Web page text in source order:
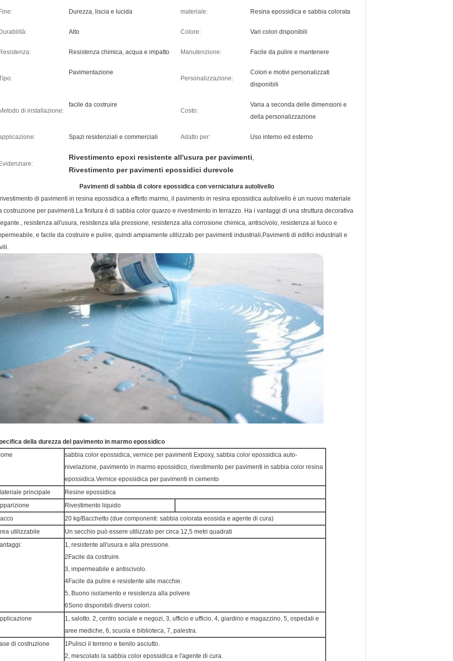
Fine: Durezza, liscia e lucida materiale: Resina epossidica e sabbia colorata
Durabilità: Alto Colore: Vari colori disponibili
Resistenza: Resistenza chimica, acqua e impatto Manutenzione: Facile da pulire e mantenere
Pavimentazione
Personalizzazione:
Colori e motivi personalizzati
disponibili
Metodo di installazione:
facile da costruire
Costo:
Varia a seconda delle dimensioni e
della personalizzazione
Spazi residenziali e commerciali Adatto per: Uso interno ed esterno
Evidenziare:
Rivestimento epoxi resistente all'usura per pavimenti,
Rivestimento per pavimenti epossidici durevole
Pavimenti di sabbia di colore epossidica con verniciatura autolivello
rivestimento di pavimenti in resina epossidica a effetto marmo, il pavimento in resina epossidica autolivello è un nuovo materiale
costruzione per pavimenti.La finitura è di sabbia color quarzo e rivestimento in terrazzo. Ha i vantaggi di una struttura decorativa
resistenza all'usura, resistenza alla pressione, resistenza alla corrosione chimica, antiscivolo, resistenza al fuoco e
e facile da costruire e pulire, quindi ampiamente utilizzato per pavimenti industriali,Pavimenti di edifici industriali e
della durezza del pavimento in marmo epossidico
sabbia color epossidica, vernice per pavimenti Expoxy, sabbia color epossidica auto-
nivelazione, pavimento in marmo epossidico, rivestimento per pavimenti in sabbia color resina
epossidica.Vernice epossidica per pavimenti in cemento
principale
Resine epossidica
Rivestimento liquido
20 kg/Bacchetto (due componenti: sabbia colorata eossida e agente di cura)
utilizzabile
Un secchio può essere utilizzato per circa 12,5 metri quadrati
1, resistente all'usura e alla pressione.
2Facile da costruire.
3, impermeabile e antiscivolo.
4Facile da pulire e resistente alle macchie.
5, Buono isolamento e resistenza alla polvere
6Sono disponibili diversi colori.
1, salotto. 2, centro sociale e negozi, 3, ufficio e ufficio, 4, giardino e magazzino, 5, ospedali e
aree mediche, 6, scuola e biblioteca, 7, palestra.
di costruzione
1Pulisci il terreno e tienilo asciutto.
2, mescolato la sabbia color epossidica e l'agente di cura.